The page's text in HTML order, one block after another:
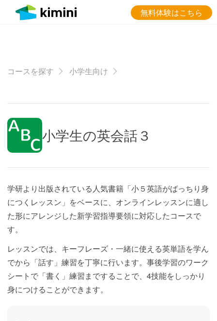
無料体験はこちら
コースを探す 小学生向け
小学生の英会話３
学研より出版されている人気書籍「小５英語がばっちり身
につくレッスン」をベースに、オンラインレッスンに適し
た形にアレンジした新学習指導要領に対応したコースで
す。
レッスンでは、キーフレーズ・一緒に使える英単語を学ん
でから「話す」練習を丁寧に行います。事後学習のワーク
シートで「書く」練習まですることで、4技能をしっかり
身につけることができます。